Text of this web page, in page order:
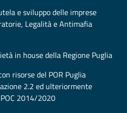
e sviluppo delle imprese
Legalità e Antimafia
in house della Regione Puglia
risorse del POR Puglia
2.2 ed ulteriormente
2014/2020